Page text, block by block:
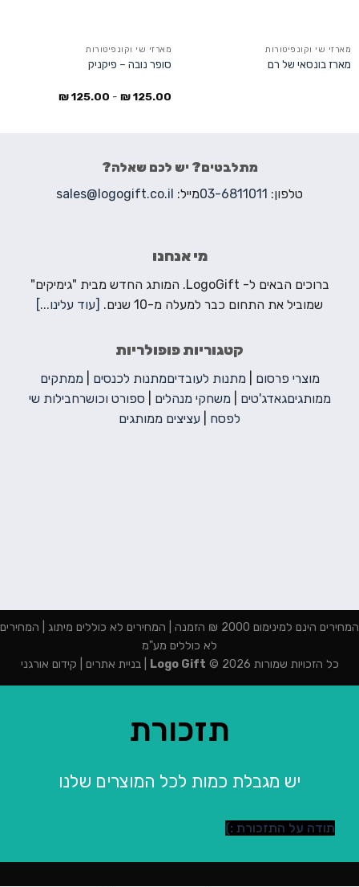
מארזי שי וקונפיטורות
מארז בונסאי של רם
מארזי שי וקונפיטורות
סופר נובה – פיקניק
125.00
₪
-
125.00
₪
מתלבטים? יש לכם שאלה?
טלפון: 03-6811011מייל: sales@logogift.co.il
מי אנחנו
ברוכים הבאים ל- LogoGift. המותג החדש מבית "גימיקים"
שמוביל את התחום כבר למעלה מ-10 שנים.
[עוד עלינו...]
קטגוריות פופולריות
מוצרי פרסום מתנות לעובדיםמתנות לכנסים
ממתקים
ממותגיםגאדג'טים משחקי מנהלים ספורט וכושרחבילות שי
לפסח
עציצים ממותגים
המחירים הינם למינימום 2000 ₪ הזמנה | המחירים לא כוללים מיתוג | המחירים
לא כוללים מע"מ
כל הזכויות שמורות 2026 ©
Logo Gift
|בניית אתרים קידום אורגני
תזכורת
יש מגבלת כמות לכל המוצרים שלנו
תודה על התזכורת :)